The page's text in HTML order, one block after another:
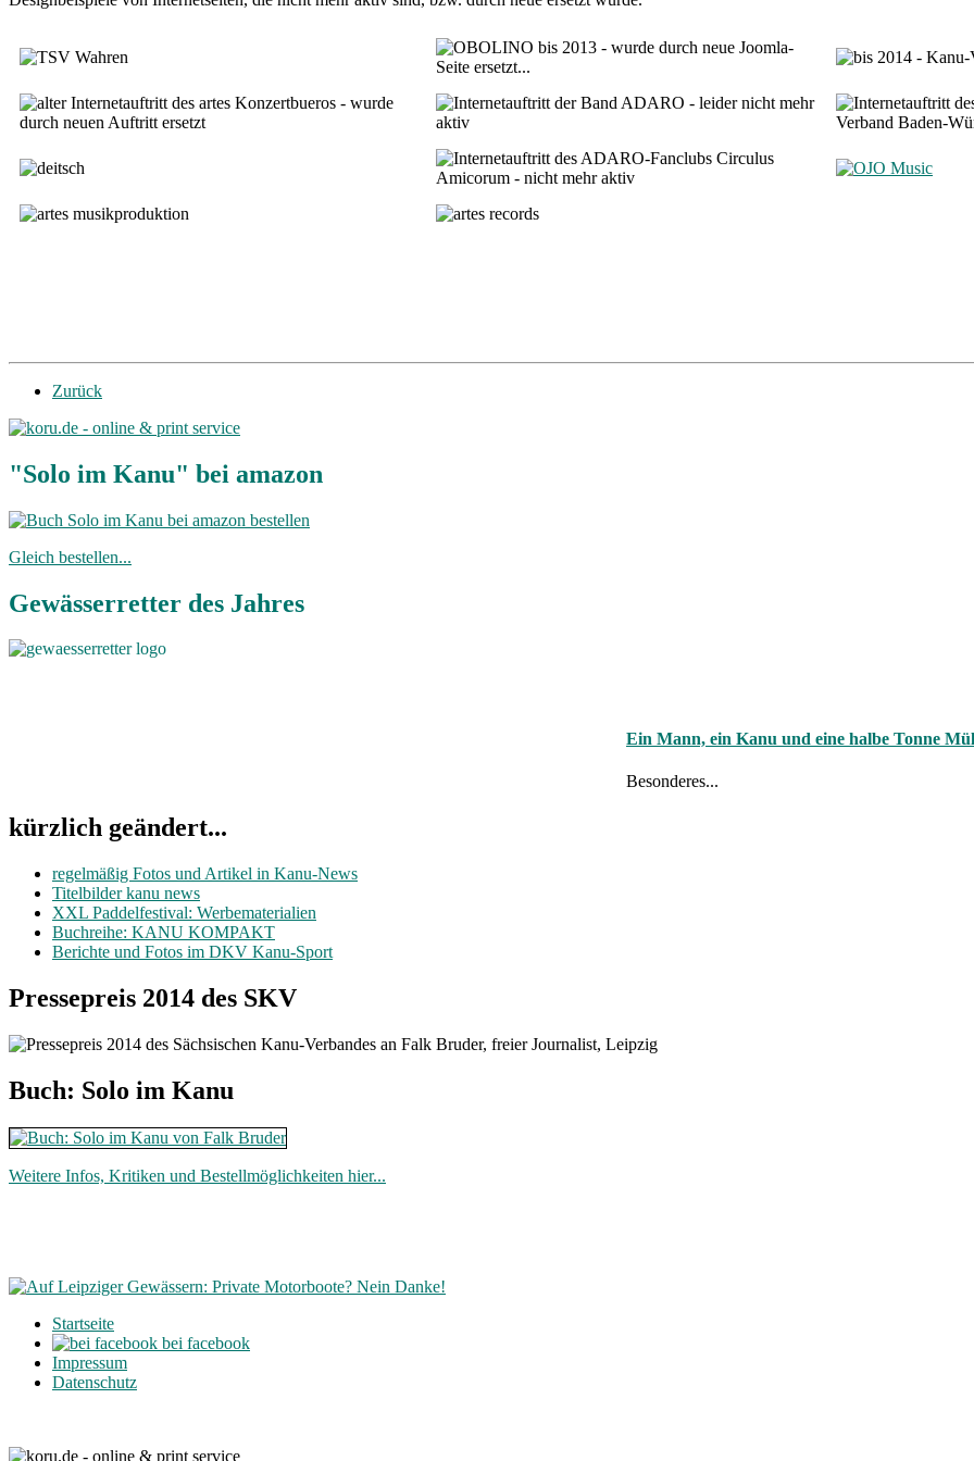
Zurück
"Solo im Kanu" bei amazon
Gleich bestellen...
Gewässerretter des Jahres
Ein Mann, ein Kanu und eine halbe Tonne
Besonderes...
kürzlich geändert...
regelmäßig Fotos und Artikel in Kanu-News
Titelbilder kanu news
XXL Paddelfestival: Werbematerialien
Buchreihe: KANU KOMPAKT
Berichte und Fotos im DKV Kanu-Sport
Pressepreis 2014 des SKV
Buch: Solo im Kanu
Weitere Infos, Kritiken und Bestellmöglichkeiten hier...
Startseite
bei facebook
Impressum
Datenschutz